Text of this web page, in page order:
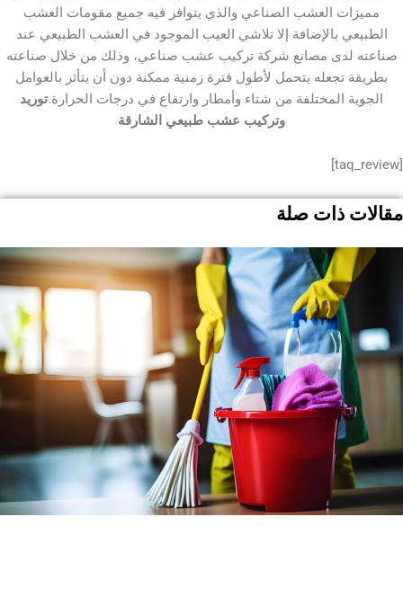
العشب الصناعي والذي يتوافر فيه جميع مقومات العشب
بالإضافة إلا تلاشي العيب الموجود في العشب الطبيعي عند
مصانع شركة تركيب عشب صناعي، وذلك من خلال صناعته
تجعله يتحمل لأطول فترة زمنية ممكنة دون أن يتأثر بالعوامل
المختلفة من شتاء وأمطار وارتفاع في درجات الحرارة.توريد
وتركيب عشب طبيعي الشارقة
ذات صلة